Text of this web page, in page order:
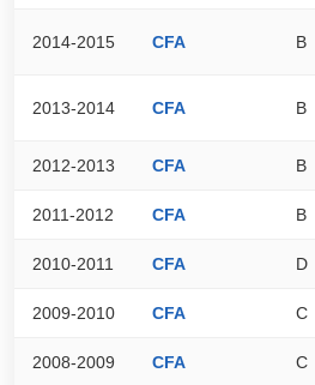
2014-2015 CFA B
2013-2014 CFA B
2012-2013 CFA B
2011-2012 CFA B
2010-2011 CFA D
2009-2010 CFA C
2008-2009 CFA C